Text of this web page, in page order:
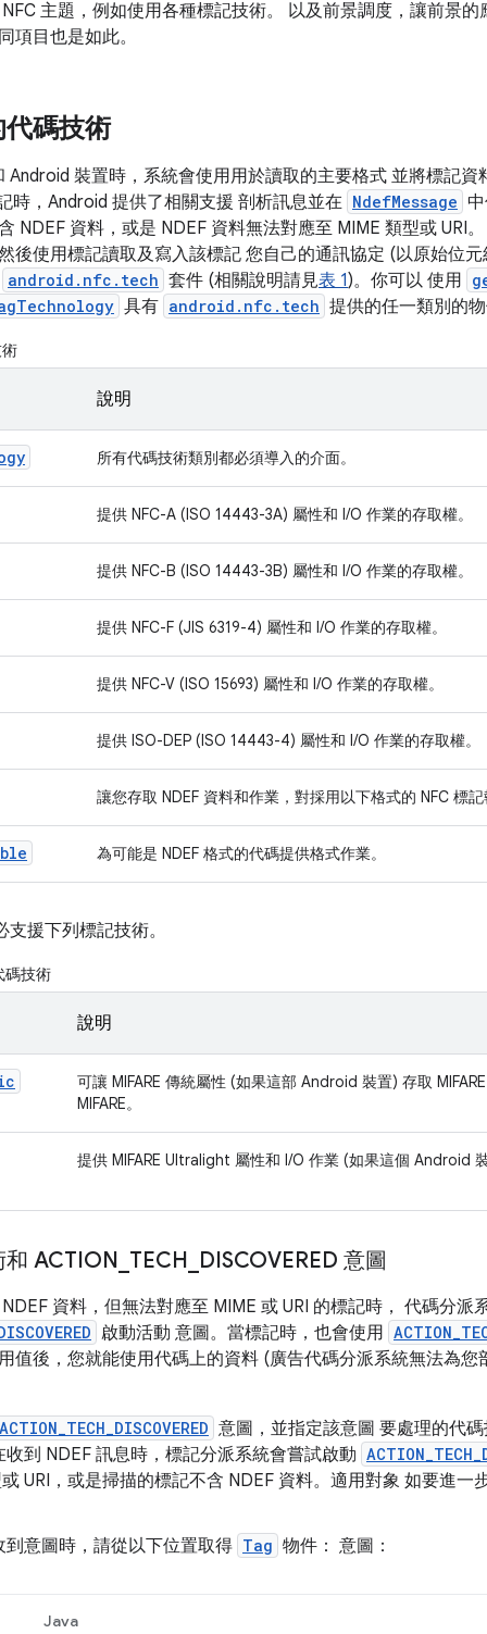
主題，例如使用各種標記技術。 以及前景調度，讓前景
項目也是如此。
碼技術
Android 裝置時，系統會使用用於讀取的主要格式 並將標記資
時，Android 提供了相關支援 剖析訊息並在 NdefMessage
NDEF 資料，或是 NDEF 資料無法對應至 MIME 類型或 URI
後使用標記讀取及寫入該標記 您自己的通訊協定 (以原始位
android.nfc.tech 套件 (相關說明請見表 1)。你可以 使用
具有 android.nfc.tech 提供的任一類別的
說明
所有代碼技術類別都必須導入的介面。
提供 NFC-A (ISO 14443-3A) 屬性和 I/O 作業的存取權。
提供 NFC-B (ISO 14443-3B) 屬性和 I/O 作業的存取權。
提供 NFC-F (JIS 6319-4) 屬性和 I/O 作業的存取權。
提供 NFC-V (ISO 15693) 屬性和 I/O 作業的存取權。
提供 ISO-DEP (ISO 14443-4) 屬性和 I/O 作業的存取權。
讓您存取 NDEF 資料和作業，對採用以下格式的 NFC 標
為可能是 NDEF 格式的代碼提供格式作業。
援下列標記技術。
技術
說明
可讓 MIFARE 傳統屬性 (如果這部 Android 裝置) 存取
MIFARE。
提供 MIFARE Ultralight 屬性和 I/O 作業 (如果這個 Android
ACTION TECH DISCOVERED 意圖
資料，但無法對應至 MIME 或 URI 的標記時， 代碼分派
啟動活動 意圖。當標記時，也會使用
值後，您就能使用代碼上的資料 (廣告代碼分派系統無法為您
ACTION_TECH_DISCOVERED 意圖，並指定該意圖 要處理的代
收到 NDEF 訊息時，標記分派系統會嘗試啟動
URI，或是掃描的標記不含 NDEF 資料。適用對象 如要進一
到意圖時，請從以下位置取得 Tag 物件： 意圖：
Java